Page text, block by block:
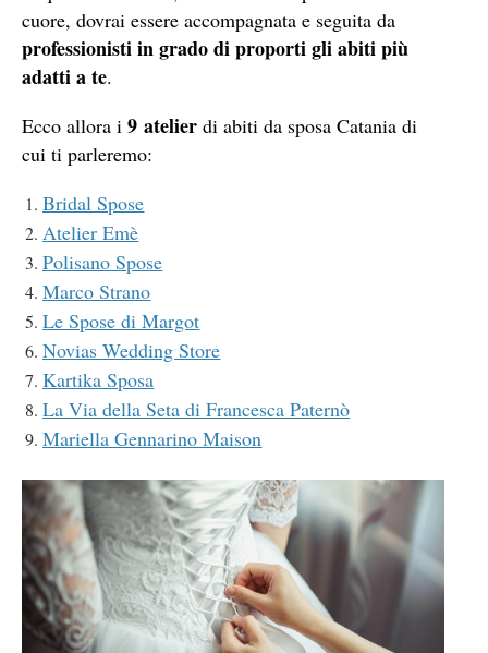
cuore, dovrai essere accompagnata e seguita da
professionisti in grado di proporti gli abiti più
adatti a te.
Ecco allora i 9 atelier di abiti da sposa Catania di
cui ti parleremo:
Bridal Spose
Atelier Emè
Polisano Spose
Marco Strano
Le Spose di Margot
Novias Wedding Store
Kartika Sposa
La Via della Seta di Francesca Paternò
Mariella Gennarino Maison